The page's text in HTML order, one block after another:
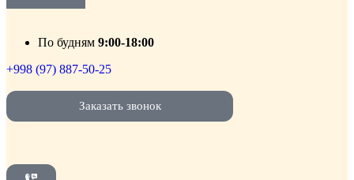
По будням 9:00-18:00
+998 (97) 887-50-25
Заказать звонок